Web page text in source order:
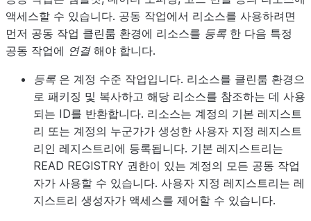
액세스할 수 있습니다. 공동 작업에서 리소스를 사용하려면
먼저 공동 작업 클린룸 환경에 리소스를 등록 한 다음 특정
공동 작업에 연결해야 합니다.
등록 은 계정 수준 작업입니다. 리소스를 클린룸 환경으
로 패키징 및 복사하고 해당 리소스를 참조하는 데 사용
되는 ID를 반환합니다. 리소스는 계정의 기본 레지스트
리 또는 계정의 누군가가 생성한 사용자 지정 레지스트
리인 레지스트리에 등록됩니다. 기본 레지스트리는
READ REGISTRY 권한이 있는 계정의 모든 공동 작업
자가 사용할 수 있습니다. 사용자 지정 레지스트리는 레
지스트리 생성자가 액세스를 제어할 수 있습니다.